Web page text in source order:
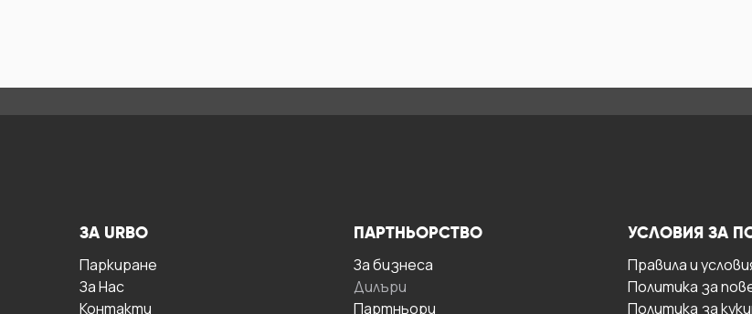
ЗА URBO
Паркиране
За Hас
Контакти
ПАРТНЬОРСТВО
За бизнесa
Дилъри
Партньори
УСЛОВИЯ ЗА
Правила и
Политика за
Политика за